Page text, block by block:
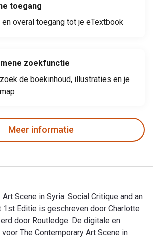
toegang
overal toegang tot je eTextbook
zoekfunctie
de boekinhoud, illustraties en je
Meer informatie
Scene in Syria: Social Critique and an
Editie is geschreven door Charlotte
door Routledge. De digitale en
The Contemporary Art Scene in